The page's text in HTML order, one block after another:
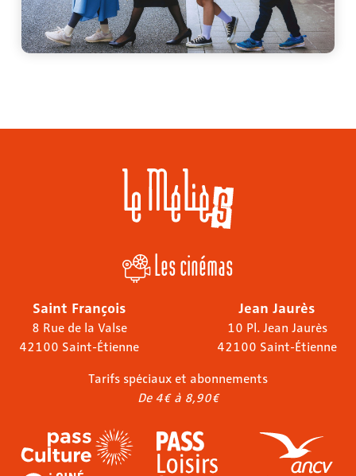
Les cinémas
Saint François
8 Rue de la Valse
42100 Saint-Étienne
Jean Jaurès
10 Pl. Jean Jaurès
42100 Saint-Étienne
Tarifs spéciaux et abonnements
De 4€ à 8,90€